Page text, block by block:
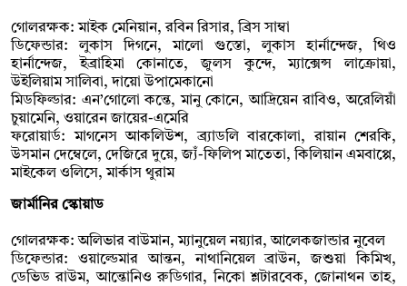
গোলরক্ষক: মাইক মেনিয়ান, রবিন রিসার, ব্রিস সাম্বা
ডিফেন্ডার: লুকাস দিগনে, মালো গুস্তো, লুকাস হার্নান্দেজ, থিও
হার্নান্দেজ, ইব্রাহিমা কোনাতে, জুলস কুন্দে, ম্যাক্সেন্স লাক্রোয়া,
উইলিয়াম সালিবা, দায়ো উপামেকানো
মিডফিল্ডার: এন’গোলো কন্তে, মানু কোনে, আদ্রিয়েন রাবিও, অরেলিয়াঁ
চুয়ামেনি, ওয়ারেন জায়ের-এমেরি
ফরোয়ার্ড: মাগনেস আকলিউশ, ব্র্যাডলি বারকোলা, রায়ান শেরকি,
উসমান দেম্বেলে, দেজিরে দুয়ে, জ্যঁ-ফিলিপ মাতেতা, কিলিয়ান এমবাপ্পে,
মাইকেল ওলিসে, মার্কাস থুরাম
জার্মানির স্কোয়াড
গোলরক্ষক: অলিভার বাউমান, ম্যানুয়েল নয়্যার, আলেকজান্ডার নুবেল
ডিফেন্ডার: ওয়াল্ডেমার আন্তন, নাথানিয়েল ব্রাউন, জশুয়া কিমিখ,
ডেভিড রাউম, আন্তোনিও রুডিগার, নিকো শ্লটারবেক, জোনাথন তাহ,